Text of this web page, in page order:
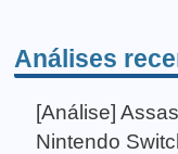
Análises
[Análise]
Nintendo